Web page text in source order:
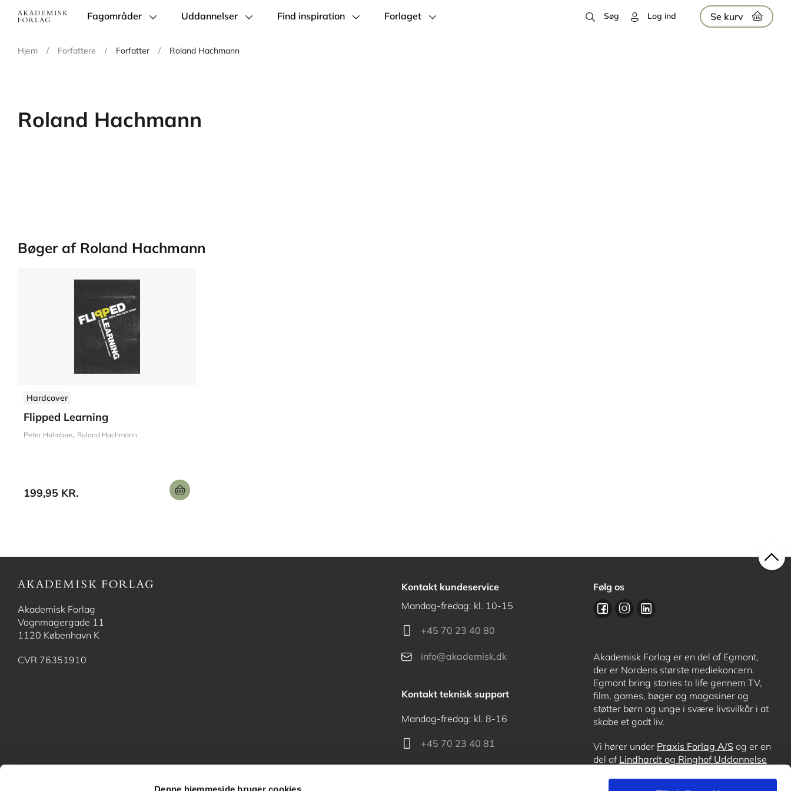
Denne hjemmeside bruger cookies
Main
Fagområder Uddannelser Find inspiration Forlaget Søg Log ind Se kurv
Hjem / Forfattere / Forfatter / Roland Hachmann
Roland Hachmann
Bøger af Roland Hachmann
Hardcover
Flipped Learning
Peter Holmboe Roland Hachmann
199,95 KR.
Akademisk Forlag
Vognmagergade 11
1120 København K
CVR 76351910
Kontakt kundeservice
Mandag-fredag: kl. 10-15
+45 70 23 40 80
info@akademisk.dk
Kontakt teknisk support
Mandag-fredag: kl. 8-16
+45 70 23 40 81
Følg os
Akademisk Forlag er en del af Egmont,
der er Nordens største mediekoncern.
Egmont bring stories to life gennem TV,
film, games, bøger og magasiner og
støtter børn og unge i svære livsvilkår i at
skabe et godt liv.
Vi hører under Praxis Forlag A/S og er en
del af Lindhardt og Ringhof Uddannelse